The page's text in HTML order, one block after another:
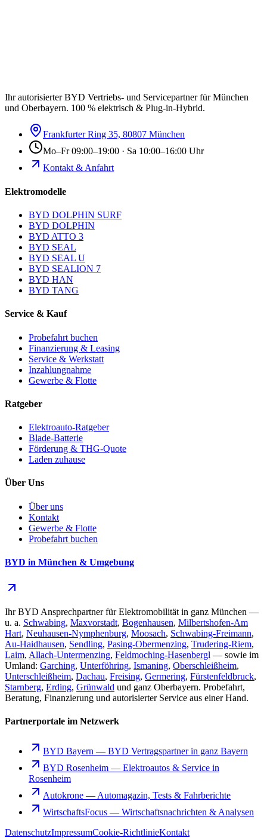
Ihr autorisierter BYD Vertriebs- und Servicepartner für München
und Oberbayern. 100 % elektrisch & Plug-in-Hybrid.
Frankfurter Ring 35, 80807 München
Mo–Fr 09:00–19:00 · Sa 10:00–16:00 Uhr
Kontakt & Anfahrt
Elektromodelle
BYD DOLPHIN SURF
BYD DOLPHIN
BYD ATTO 3
BYD SEAL
BYD SEAL U
BYD SEALION 7
BYD HAN
BYD TANG
Service & Kauf
Probefahrt buchen
Finanzierung & Leasing
Service & Werkstatt
Inzahlungnahme
Gewerbe & Flotte
Ratgeber
Elektroauto-Ratgeber
Blade-Batterie
Förderung & THG-Quote
Laden zuhause
Über Uns
Über uns
Kontakt
Gewerbe & Flotte
Probefahrt buchen
BYD in München & Umgebung
Ihr BYD Ansprechpartner für Elektromobilität in ganz München —
u. a. Schwabing, Maxvorstadt, Bogenhausen, Milbertshofen-Am
Hart, Neuhausen-Nymphenburg, Moosach, Schwabing-Freimann,
Au-Haidhausen, Sendling, Pasing-Obermenzing, Trudering-Riem,
Laim, Allach-Untermenzing, Feldmoching-Hasenbergl — sowie im
Umland: Garching, Unterföhring, Ismaning, Oberschleißheim,
Unterschleißheim, Dachau, Freising, Germering, Fürstenfeldbruck,
Starnberg, Erding, Grünwald und ganz Oberbayern. Probefahrt,
Beratung, Finanzierung und autorisierter Service aus einer Hand.
Partnerportale im Netzwerk
BYD Bayern — BYD Vertragspartner in ganz Bayern
BYD Rosenheim — Elektroautos & Service in
Rosenheim
Autokrone — Automagazin, Tests & Fahrberichte
WirtschaftsFocus — Wirtschaftsnachrichten & Analysen
DatenschutzImpressumCookie-RichtlinieKontakt